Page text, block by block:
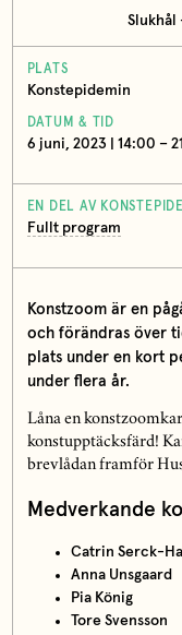
Slukhål
PLATS
Konstepidemin
DATUM & TID
6 juni, 2023 | 14:00 –
EN DEL AV
Fullt program
Konstzoom är en
och förändras över
plats under en kort
under flera år.
Låna en
konstupptäcksfärd!
brevlådan framför
Medverkande
Catrin Serck-
Anna Unsgaard
Pia König
Tore Svensson